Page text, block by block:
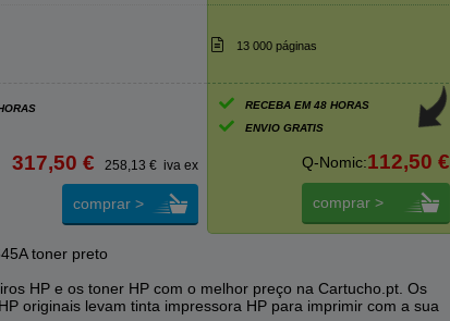
13 000 páginas
317,50 € 258,13 € iva ex
comprar >
RECEBA EM 48 HORAS
ENVIO GRATIS
Q-Nomic:112,50 €
comprar >
toner preto
HP e os toner HP com o melhor preço na Cartucho.pt. Os
originais levam tinta impressora HP para imprimir com a sua